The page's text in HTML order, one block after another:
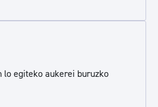
lo egiteko aukerei buruzko